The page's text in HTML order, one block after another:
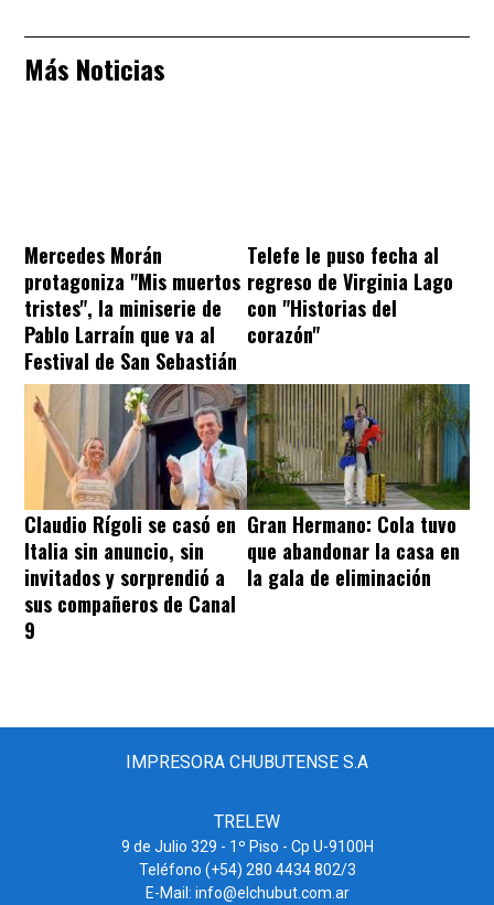
Más Noticias
Mercedes Morán
protagoniza "Mis muertos
tristes", la miniserie de
Pablo Larraín que va al
Festival de San Sebastián
Telefe le puso fecha al
regreso de Virginia Lago
con "Historias del
corazón"
Claudio Rígoli se casó en
Italia sin anuncio, sin
invitados y sorprendió a
sus compañeros de Canal
9
Gran Hermano: Cola tuvo
que abandonar la casa en
la gala de eliminación
IMPRESORA CHUBUTENSE S.A
TRELEW
9 de Julio 329 - 1º Piso - Cp U-9100H
Teléfono (+54) 280 4434 802/3
E-Mail: info@elchubut.com.ar